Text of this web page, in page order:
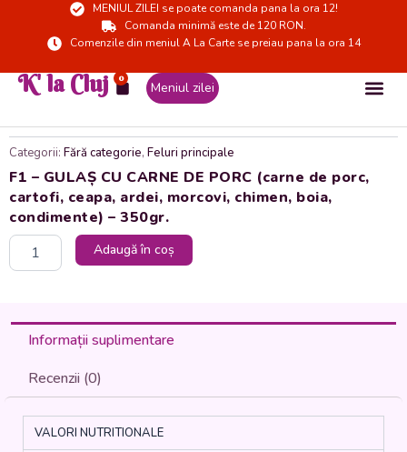
MENIUL ZILEI se poate comanda pana la ora 12!
Comanda minimă este de 120 RON.
Comenzile din meniul A La Carte se preiau pana la ora 14
K' la Cluj 0
Cart Meniul zilei
Categorii: Fără categorie, Feluri principale
F1 – GULAȘ CU CARNE DE PORC (carne de porc,
cartofi, ceapa, ardei, morcovi, chimen, boia,
condimente) – 350gr.
Cantitate
CARNE
PORC
(carne
porc,
Adaugă în coș
Informații suplimentare
Recenzii (0)
VALORI NUTRITIONALE